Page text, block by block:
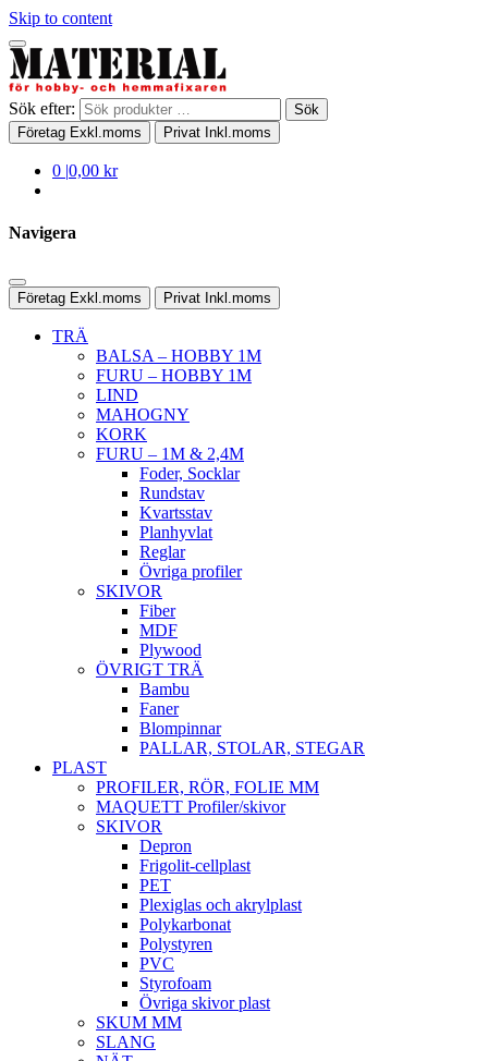
Skip to content
Sök efter:
Sök
Företag Exkl.moms Privat Inkl.moms
0 |0,00 kr
Navigera
Företag Exkl.moms Privat Inkl.moms
TRÄ
BALSA – HOBBY 1M
FURU – HOBBY 1M
LIND
MAHOGNY
KORK
FURU – 1M & 2,4M
Foder, Socklar
Rundstav
Kvartsstav
Planhyvlat
Reglar
Övriga profiler
SKIVOR
Fiber
MDF
Plywood
ÖVRIGT TRÄ
Bambu
Faner
Blompinnar
PALLAR, STOLAR, STEGAR
PLAST
PROFILER, RÖR, FOLIE MM
MAQUETT Profiler/skivor
SKIVOR
Depron
Frigolit-cellplast
PET
Plexiglas och akrylplast
Polykarbonat
Polystyren
PVC
Styrofoam
Övriga skivor plast
SKUM MM
SLANG